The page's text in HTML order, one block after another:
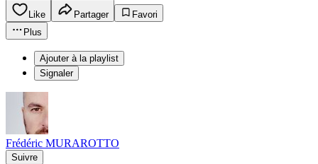
Like Partager
Favori
Plus
Ajouter à la playlist
Signaler
Frédéric MURAROTTO
Suivre